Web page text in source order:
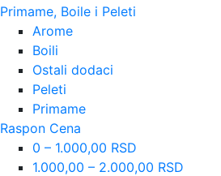
Primame, Boile i Peleti
Arome
Boili
Ostali dodaci
Peleti
Primame
Raspon Cena
0 – 1.000,00 RSD
1.000,00 – 2.000,00 RSD